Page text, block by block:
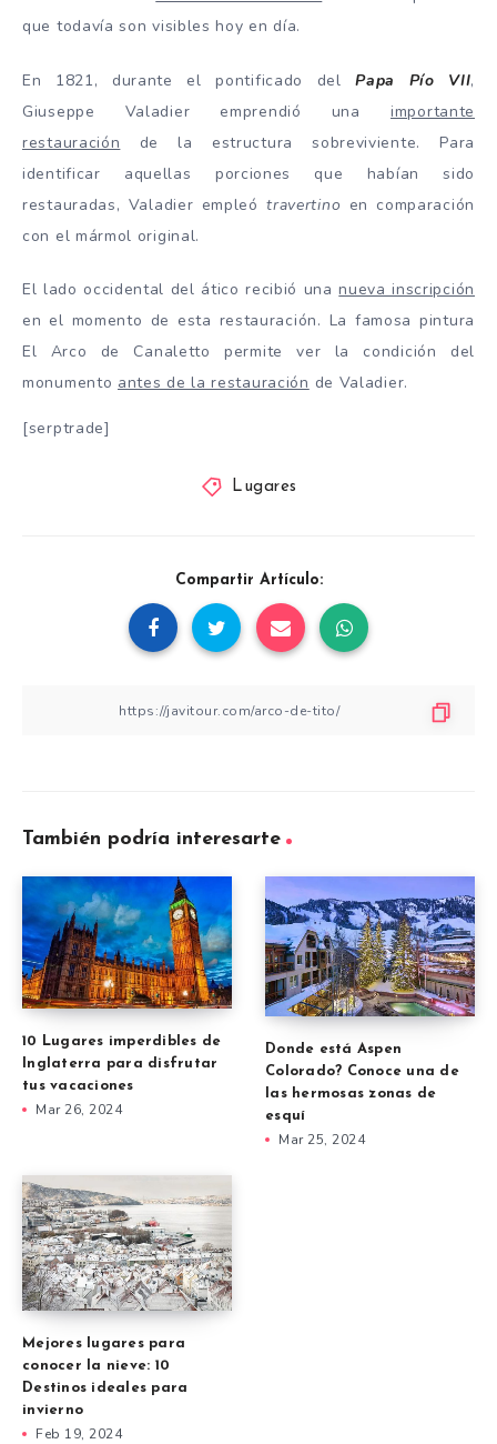
que todavía son visibles hoy en día.
En 1821, durante el pontificado delPapa Pío VII,
Giuseppe Valadier emprendió una importante
restauración de la estructura sobreviviente. Para
identificar aquellas porciones que habían sido
restauradas, Valadier empleótravertino en comparación
con el mármol original.
El lado occidental del ático recibió unanueva inscripción
en el momento de esta restauración. La famosa pintura
El Arco de Canaletto permite ver la condición del
monumento antes de la restauración de Valadier.
[serptrade]
Lugares
Compartir Artículo:
También podría interesarte
10 Lugares imperdibles de
Inglaterra para disfrutar
tus vacaciones
Mar 26, 2024
Donde está Aspen
Colorado? Conoce una de
las hermosas zonas de
esquí
Mar 25, 2024
Mejores lugares para
conocer la nieve: 10
Destinos ideales para
invierno
Feb 19, 2024